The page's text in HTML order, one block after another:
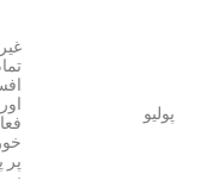
پولیو
پر